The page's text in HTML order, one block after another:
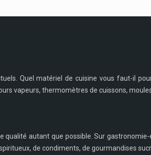
Quel matériel de cuisine vous faut-il
vapeurs, thermomètres de cuissons,
autant que possible. Sur
de condiments, de gourmandises